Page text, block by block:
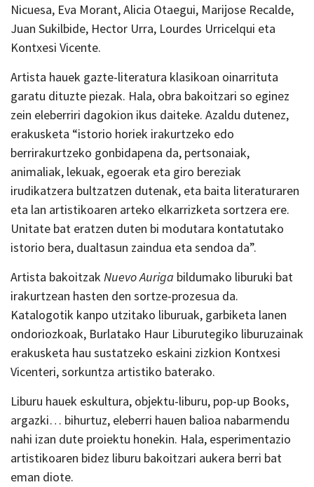
Nicuesa, Eva Morant, Alicia Otaegui, Marijose Recalde,
Juan Sukilbide, Hector Urra, Lourdes Urricelqui eta
Kontxesi Vicente.
Artista hauek gazte-literatura klasikoan oinarrituta
garatu dituzte piezak. Hala, obra bakoitzari so eginez
zein eleberriri dagokion ikus daiteke. Azaldu dutenez,
erakusketa “istorio horiek irakurtzeko edo
berrirakurtzeko gonbidapena da, pertsonaiak,
animaliak, lekuak, egoerak eta giro bereziak
irudikatzera bultzatzen dutenak, eta baita literaturaren
eta lan artistikoaren arteko elkarrizketa sortzera ere.
Unitate bat eratzen duten bi modutara kontatutako
istorio bera, dualtasun zaindua eta sendoa da”.
Artista bakoitzak Nuevo Auriga bildumako liburuki bat
irakurtzean hasten den sortze-prozesua da.
Katalogotik kanpo utzitako liburuak, garbiketa lanen
ondoriozkoak, Burlatako Haur Liburutegiko liburuzainak
erakusketa hau sustatzeko eskaini zizkion Kontxesi
Vicenteri, sorkuntza artistiko baterako.
Liburu hauek eskultura, objektu-liburu, pop-up Books,
argazki… bihurtuz, eleberri hauen balioa nabarmendu
nahi izan dute proiektu honekin. Hala, esperimentazio
artistikoaren bidez liburu bakoitzari aukera berri bat
eman diote.